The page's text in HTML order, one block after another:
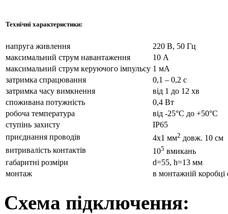
Технічні характеристики:
напруга живлення
220 В, 50 Гц
максимальний струм навантаження
10 А
максимальний струм керуючого імпульсу 1 мА
затримка спрацювання
0,1 – 0,2 с
затримка часу вимкнення
від 1 до 12 хв
споживана потужність
0,4 Вт
робоча температура
від -25°С до +50°С
ступінь захисту
IP65
приєднання проводів
4х1 мм2 довж. 10 см
витривалість контактів
105 вмикань
габаритні розміри
d=55, h=13 мм
монтаж
в монтажній
Схема підключення: